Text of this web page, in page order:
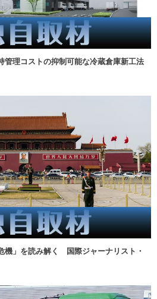
管理コストの抑制可能な冷蔵倉庫新工法
機」を読み解く 国際ジャーナリスト・